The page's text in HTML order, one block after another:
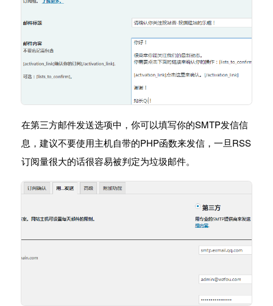
在第三方邮件发送选项中，你可以填写你的SMTP发信信
息，建议不要使用主机自带的PHP函数来发信，一旦RSS
订阅量很大的话很容易被判定为垃圾邮件。